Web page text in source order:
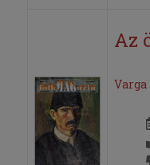
Az
Varga